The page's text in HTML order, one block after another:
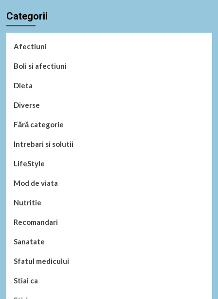
Categorii
Afectiuni
Boli si afectiuni
Dieta
Diverse
Fără categorie
Intrebari si solutii
LifeStyle
Mod de viata
Nutritie
Recomandari
Sanatate
Sfatul medicului
Stiai ca